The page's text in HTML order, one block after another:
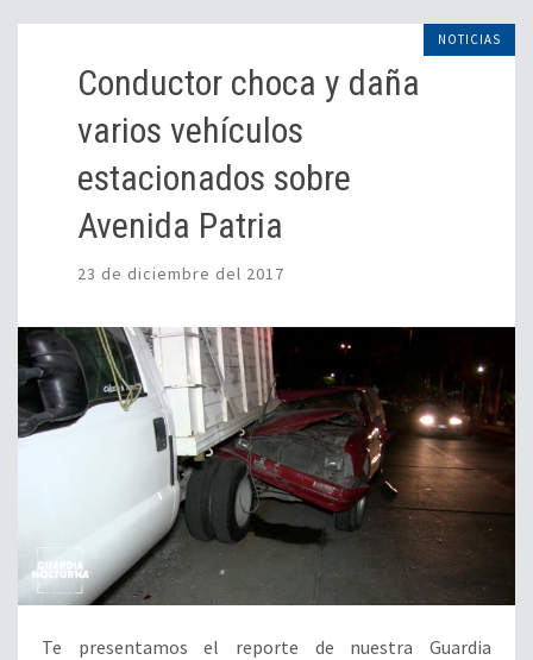
NOTICIAS
Conductor choca y daña
varios vehículos
estacionados sobre
Avenida Patria
23 de diciembre del 2017
Te presentamos el reporte de nuestra Guardia